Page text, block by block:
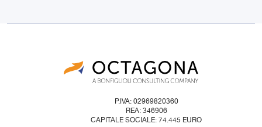
P.IVA: 02969820360
REA: 346906
CAPITALE SOCIALE: 74.445 EURO